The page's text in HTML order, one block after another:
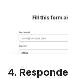
4.